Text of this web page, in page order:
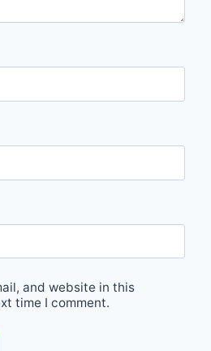
and website in this
time I comment.